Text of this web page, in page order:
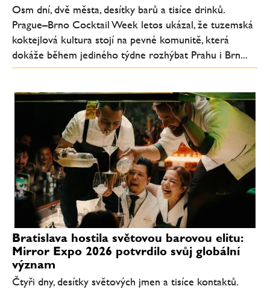
Osm dní, dvě města, desítky barů a tisíce drinků.
Prague–Brno Cocktail Week letos ukázal, že tuzemská
koktejlová kultura stojí na pevné komunitě, která
dokáže během jediného týdne rozhýbat Prahu i Brn...
Bratislava hostila světovou barovou elitu:
Mirror Expo 2026 potvrdilo svůj globální
význam
Čtyři dny, desítky světových jmen a tisíce kontaktů.